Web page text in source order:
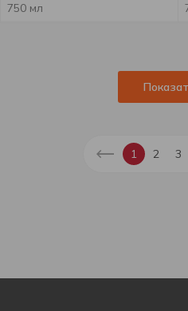
750 мл
1 2 3